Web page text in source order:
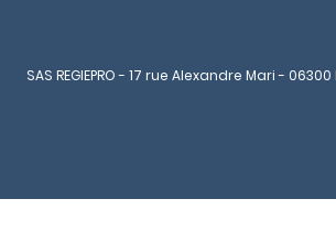
SAS REGIEPRO - 17 rue Alexandre Mari -